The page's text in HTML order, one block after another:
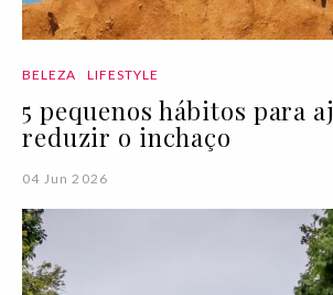
BELEZA LIFESTYLE
5 pequenos hábitos para
reduzir o inchaço
04 Jun 2026